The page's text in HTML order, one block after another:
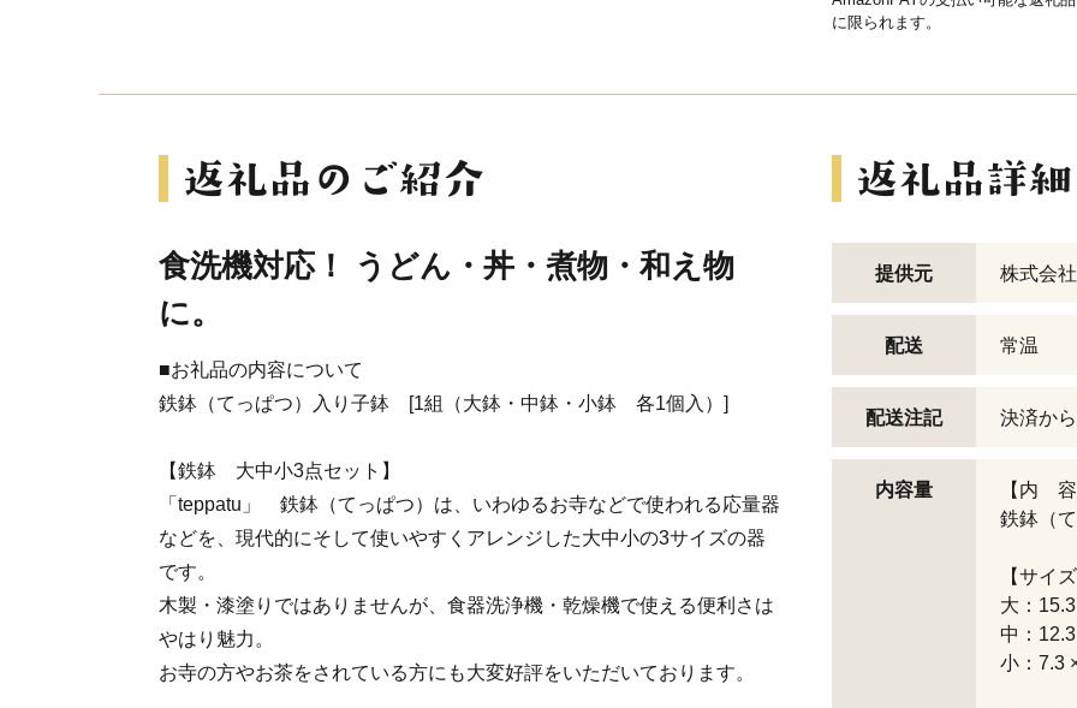
に限られます。
食洗機対応！ うどん・丼・煮物・和え物
に。
■お礼品の内容について
鉄鉢（てっぱつ）入り子鉢 [1組（大鉢・中鉢・小鉢 各1個入）]
【鉄鉢 大中小3点セット】
「teppatu」 鉄鉢（てっぱつ）は、いわゆるお寺などで使われる応量器
などを、現代的にそして使いやすくアレンジした大中小の3サイズの器
です。
木製・漆塗りではありませんが、食器洗浄機・乾燥機で使える便利さは
やはり魅力。
お寺の方やお茶をされている方にも大変好評をいただいております。
提供元 株式会
配送 常温
配送注記 決済か
内容量
【内 容
鉄鉢（
【サイズ
大：
中：
小：7.3